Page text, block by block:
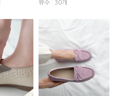
뷰수 : 30개